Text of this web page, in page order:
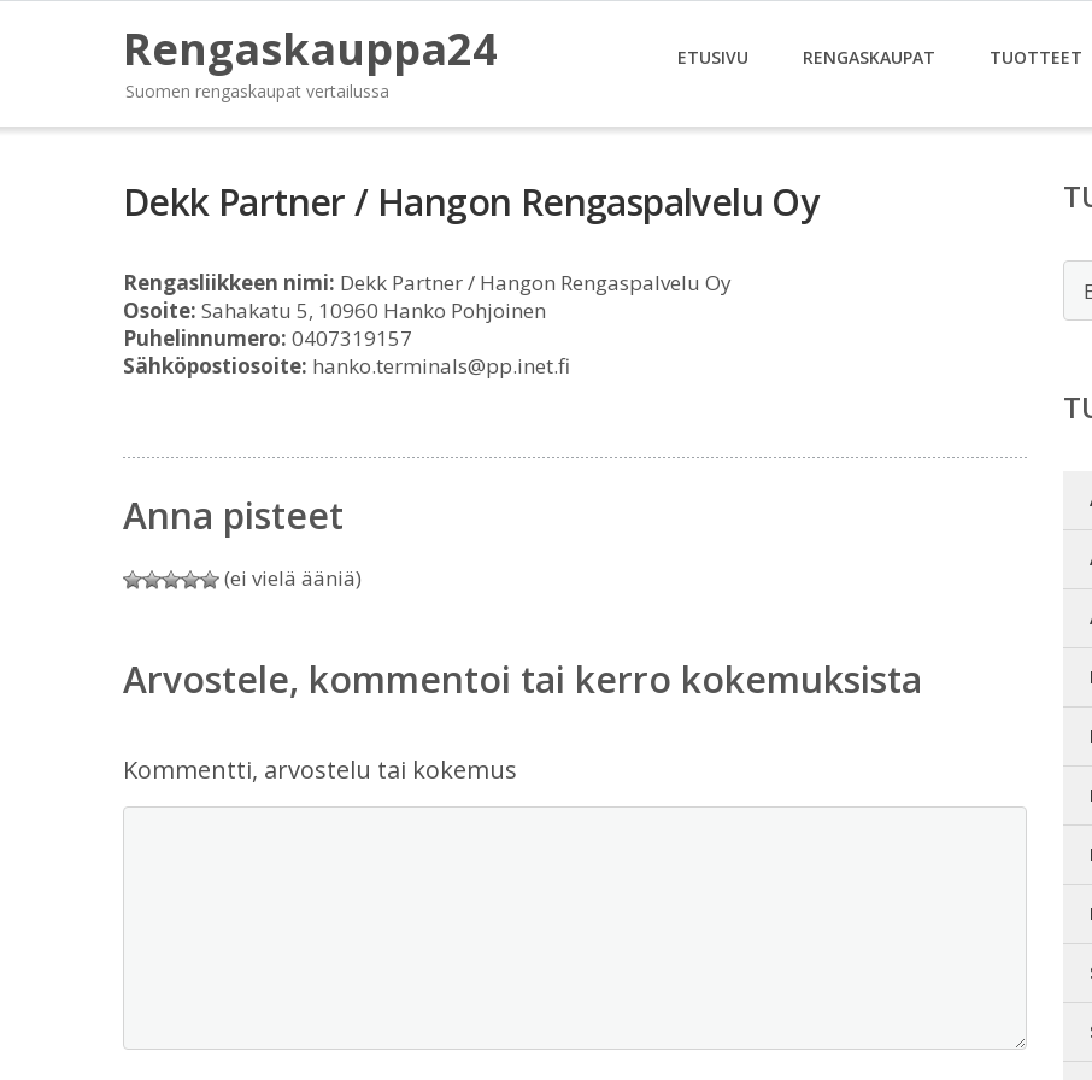
Rengaskauppa24
Suomen rengaskaupat vertailussa
ETUSIVU RENGASKAUPAT TUOTTEET
Dekk Partner / Hangon Rengaspalvelu Oy
Rengasliikkeen nimi: Dekk Partner / Hangon Rengaspalvelu Oy
Osoite: Sahakatu 5, 10960 Hanko Pohjoinen
Puhelinnumero: 0407319157
Sähköpostiosoite: hanko.terminals@pp.inet.fi
Anna pisteet
(ei vielä ääniä)
Arvostele, kommentoi tai kerro kokemuksista
Kommentti, arvostelu tai kokemus